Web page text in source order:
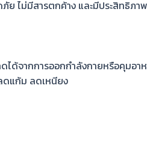
ภัย ไม่มีสารตกค้าง และมีประสิทธิภาพ
ได้จากการออกกำลังกายหรือคุมอา
แก้ม ลดเหนียง